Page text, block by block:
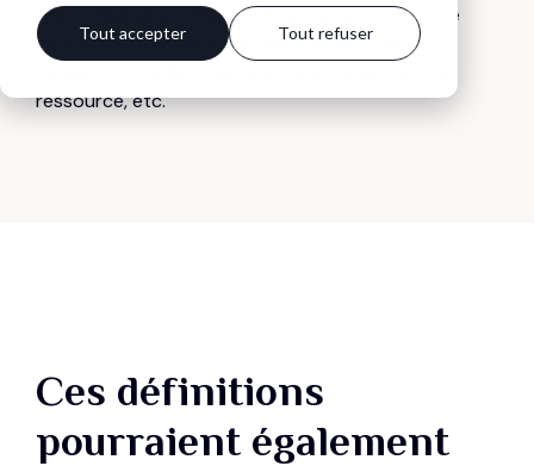
Tout accepter Tout refuser
MQL, il faut des critères précis, par exemple : une
fréquence de visite sur le site internet, une
ressource, etc.
Ces définitions
pourraient également